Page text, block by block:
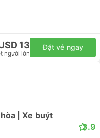
13
người lớn
Đặt vé ngay
| Xe buýt
3.9